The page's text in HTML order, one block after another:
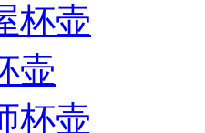
杯壶
壶
杯壶